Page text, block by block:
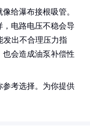
给瀑布接根吸管。
，电路电压不稳会导
发出不合理压力指
会造成油泵补偿性
参考选择。为你提供